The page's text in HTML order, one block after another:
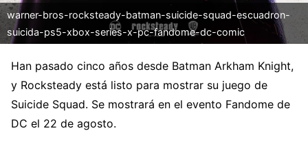
warner-bros-rocksteady-batman-suicide-squad-escuadron-
suicida-ps5-xbox-series-x-pc-fandome-dc-comic
Han pasado cinco años desde Batman Arkham Knight,
y Rocksteady está listo para mostrar su juego de
Suicide Squad. Se mostrará en el evento Fandome de
DC el 22 de agosto.